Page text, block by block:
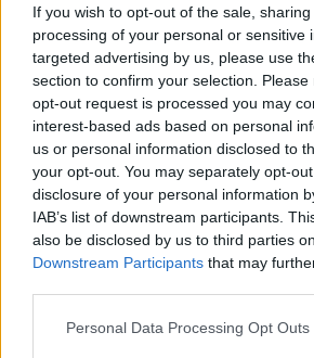
If you wish to opt-out of the sale,
processing of your personal or sensitive
targeted advertising by us, please use
section to confirm your selection.
opt-out request is processed you may
interest-based ads based on personal
us or personal information disclosed to
your opt-out. You may separately opt-
disclosure of your personal information
IAB’s list of downstream participants.
also be disclosed by us to third parties
Downstream Participants that may
Personal Data Processing Opt Outs
bevétele 1,79 milliárd euró volt, ami
növekedést jelent év/év alapon. Az
százalékkal, 412 millió euróra
korábbi 352 millió euróról. A kamat-
leírások és értékcsökkenés előtti
százalékkal, 693 millió euróra...
KEDVES OLVASÓNK!
A keresett cikk a portfolio.hu